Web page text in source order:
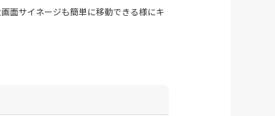
面サイネージも簡単に移動できる様にキ